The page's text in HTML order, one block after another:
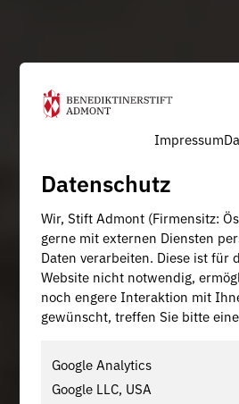
Impressum
Datenschutz
Wir, Stift Admont (Firmensitz:
gerne mit externen Diensten
Daten verarbeiten. Diese ist für
Website nicht notwendig,
noch engere Interaktion mit
gewünscht, treffen Sie bitte
Google Analytics
Google LLC, USA